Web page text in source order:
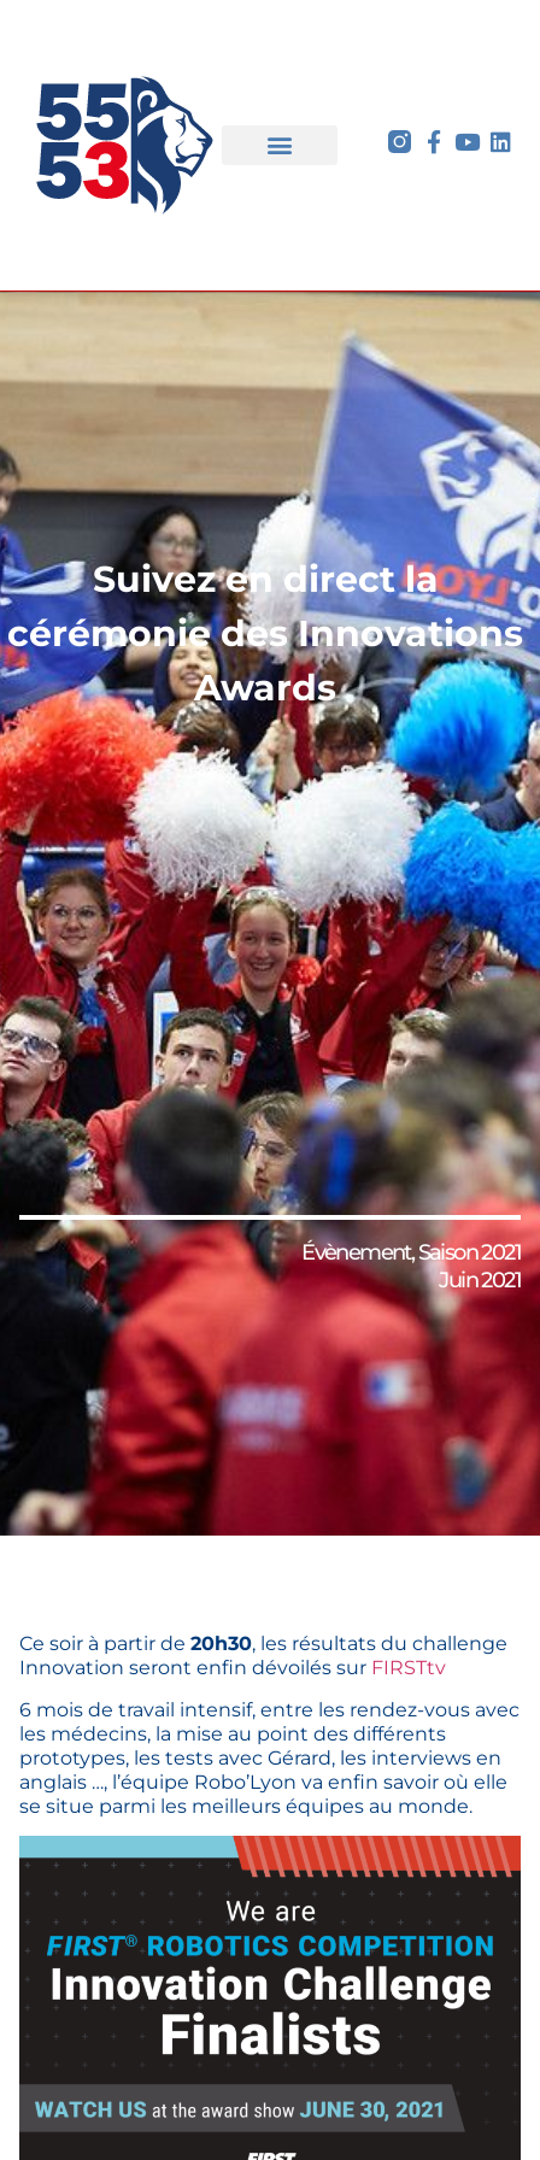
Suivez en direct la
cérémonie des Innovations
Awards
Évènement,Saison 2021
Juin 2021
Ce soir à partir de 20h30, les résultats du challenge
Innovation seront enfin dévoilés sur FIRSTtv
6 mois de travail intensif, entre les rendez-vous avec
les médecins, la mise au point des différents
prototypes, les tests avec Gérard, les interviews en
anglais …, l’équipe Robo’Lyon va enfin savoir où elle
se situe parmi les meilleurs équipes au monde.